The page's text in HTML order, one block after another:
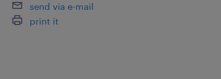
＜試用期間＞
3ヶ月
send via e-mail
print it